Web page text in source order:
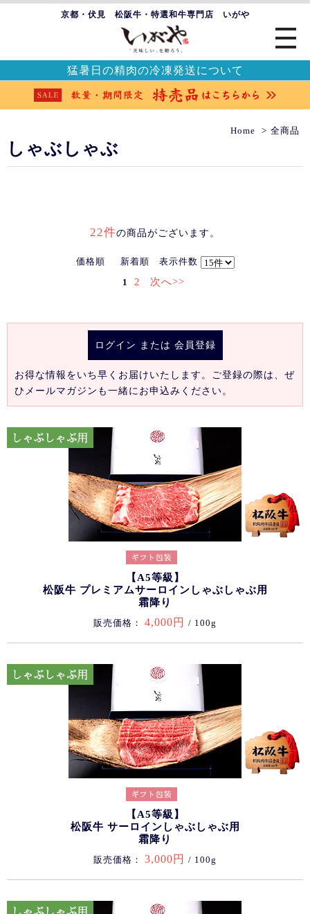
京都・伏見 松阪牛・特選和牛専門店 いがや
猛暑日の精肉の冷凍発送について
Home 全商品
しゃぶしゃぶ
22件の商品がございます。
価格順 新着順 表示件数
1 2 次へ>>
ログイン または 会員登録
お得な情報をいち早くお届けいたします。ご登録の際は、ぜ
ひメールマガジンも一緒にお申込みください。
【A5等級】
松阪牛 プレミアムサーロインしゃぶしゃぶ用
霜降り
販売価格： 4,000円 / 100g
【A5等級】
松阪牛 サーロインしゃぶしゃぶ用
霜降り
販売価格： 3,000円 / 100g